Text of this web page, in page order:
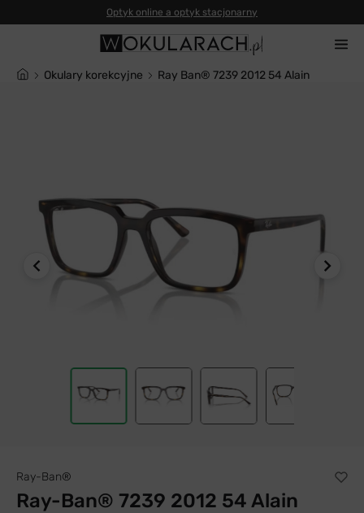
Optyk online a optyk stacjonarny
Okulary korekcyjne Ray Ban® 7239 2012 54 Alain
Ray-Ban®
Ray-Ban® 7239 2012 54 Alain